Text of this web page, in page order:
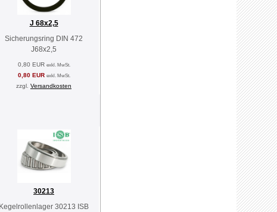
J 68x2,5
Sicherungsring DIN 472
J68x2,5
0,80 EUR exkl. MwSt.
0,80 EUR exkl. MwSt.
zzgl. Versandkosten
30213
Kegelrollenlager 30213 ISB